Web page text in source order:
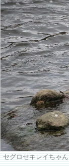
セグロセキレイちゃん